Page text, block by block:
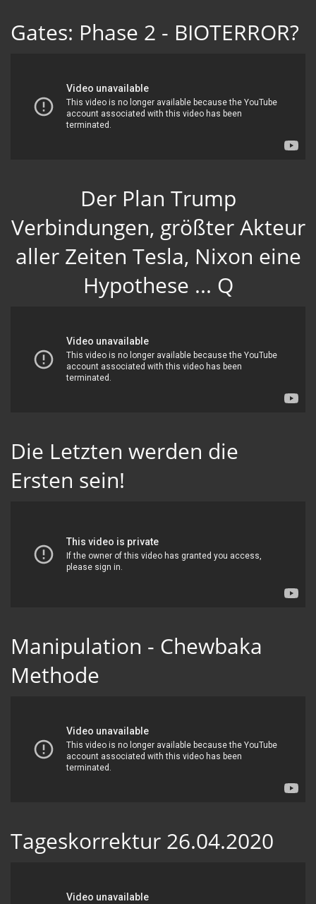
Gates: Phase 2 - BIOTERROR?
Der Plan Trump
Verbindungen, größter Akteur
aller Zeiten Tesla, Nixon eine
Hypothese ... Q
Die Letzten werden die
Ersten sein!
Manipulation - Chewbaka
Methode
Tageskorrektur 26.04.2020